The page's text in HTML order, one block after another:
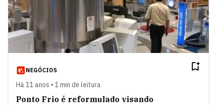
NEGÓCIOS
Há 11 anos • 1 min de leitura
Ponto Frio é reformulado visando